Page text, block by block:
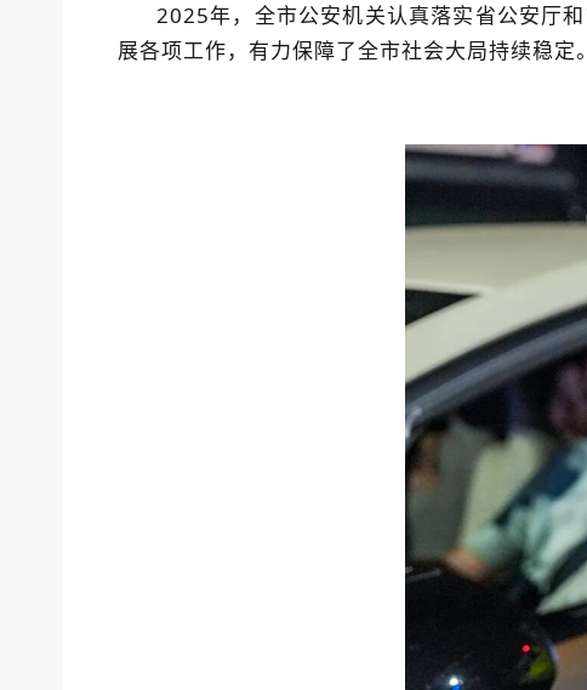
2025年，全市公安机关认真落实省公安厅
展各项工作，有力保障了全市社会大局持续稳定。